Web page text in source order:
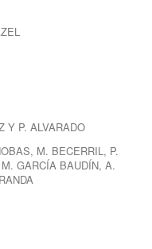
Y P. ALVARADO
M. BECERRIL, P.
GARCÍA BAUDÍN, A.